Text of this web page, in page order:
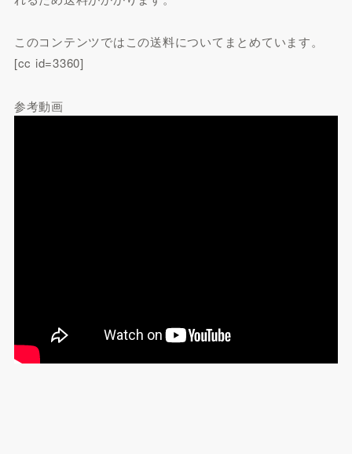
このコンテンツではこの送料についてまとめています。
[cc id=3360]
参考動画